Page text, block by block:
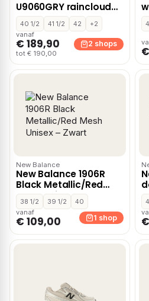
U9060GRY raincloud
castlerock wht 9060
Mesh Unisex – Grijs
40 1/2 41 1/2 42
+2
vanaf
€ 189,90
tot € 190,00
2 shops
New Balance
New Balance 1906R
Black Metallic/Red
Mesh Unisex – Zwart
38 1/2 39 1/2
40
vanaf
€ 109,00 1 shop
–